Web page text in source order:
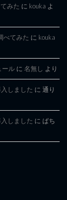
みた に kouka よ
べてみた に kouka
ール に 名無し より
しました に 通り
しました に ぱち